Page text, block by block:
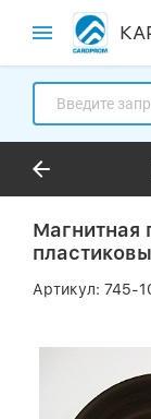
Магнитная
Артикул: 745-